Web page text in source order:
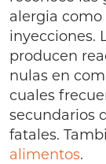
alergia
inyecciones.
producen
nulas en
cuales
secundarios
fatales.
alimentos.